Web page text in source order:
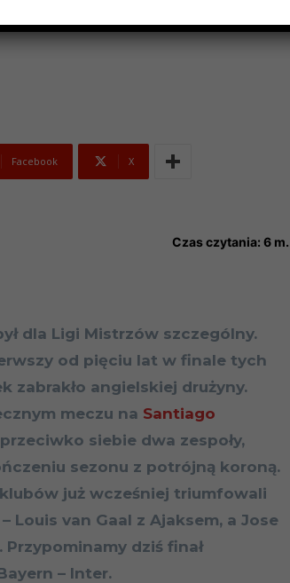
2017
Facebook X
Czas czytania: 6 m.
dla Ligi Mistrzów szczególny.
od pięciu lat w finale tych
zabrakło angielskiej drużyny.
meczu na Santiago
siebie dwa zespoły,
sezonu z potrójną koroną.
już wcześniej triumfowali
Louis van Gaal z Ajaksem, a Jose
dziś finał
– Inter.